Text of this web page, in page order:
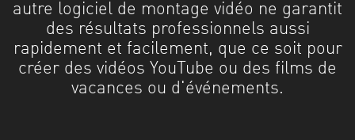
autre logiciel de montage vidéo ne garantit
des résultats professionnels aussi
rapidement et facilement, que ce soit pour
créer des vidéos YouTube ou des films de
vacances ou d'événements.